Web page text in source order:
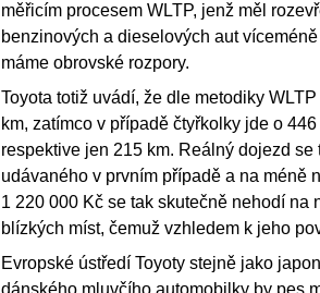
měřicím procesem WLTP, jenž měl
benzinových a dieselových aut
máme obrovské rozpory.
Toyota totiž uvádí, že dle metodiky
km, zatímco v případě čtyřkolky jde o
respektive jen 215 km. Reálný dojezd
udávaného v prvním případě a na méně
1 220 000 Kč se tak skutečně nehodí
blízkých míst, čemuž vzhledem k jeho
Evropské ústředí Toyoty stejně jako